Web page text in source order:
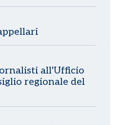
all'Ufficio
regionale del